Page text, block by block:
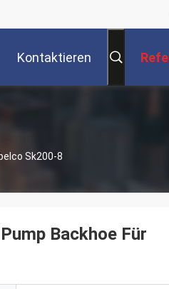
Kontaktieren
Sk200-8
Backhoe Für